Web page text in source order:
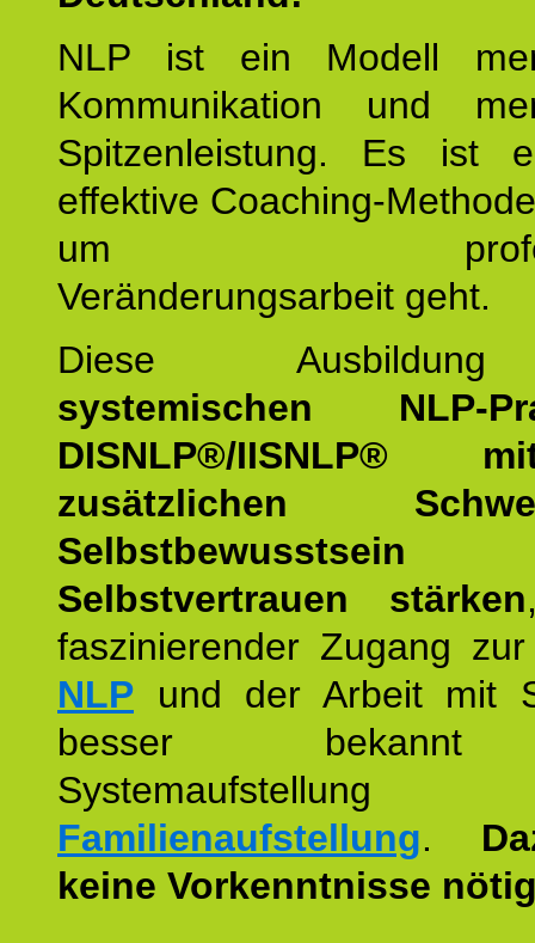
NLP ist ein Modell
Kommunikation und
Spitzenleistung. Es ist
effektive Coaching-
um
Veränderungsarbeit geht.
Diese
systemischen NLP-
DISNLP®/IISNLP®
zusätzlichen
Selbstvertrauen stärken
faszinierender Zugang
NLP und der Arbeit mit
besser
Familienaufstellung.
keine Vorkenntnisse